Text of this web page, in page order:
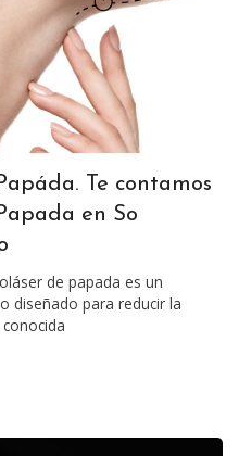
Te contamos
en So
de papada es un
diseñado para reducir la